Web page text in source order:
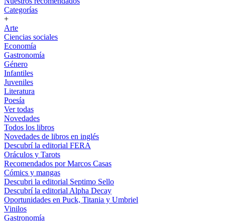
Categorías
+
Arte
Ciencias sociales
Economía
Gastronomía
Género
Infantiles
Juveniles
Literatura
Poesía
Ver todas
Novedades
Todos los libros
Novedades de libros en inglés
Descubrí la editorial FERA
Oráculos y Tarots
Recomendados por Marcos Casas
Cómics y mangas
Descubri la editorial Septimo Sello
Descubrí la editorial Alpha Decay
Oportunidades en Puck, Titania y Umbriel
Vinilos
Gastronomía